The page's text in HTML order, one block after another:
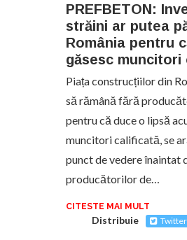
PREFBETON:
străini ar putea
România pentru
găsesc muncitori
Piața construcțiilor din
să rămână fără
pentru că duce o lipsă
muncitori calificată, se
punct de vedere înaintat
producătorilor de…
CITESTE MAI MULT
Distribuie Twitter